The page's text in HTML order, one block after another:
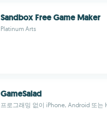
Sandbox Free Game Maker
Platinum Arts
GameSalad
프로그래밍 없이 iPhone, Android 또는